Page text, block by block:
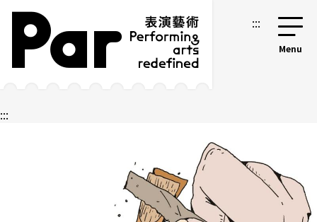
跳到主要內容區塊
網站導覽 :::
:::